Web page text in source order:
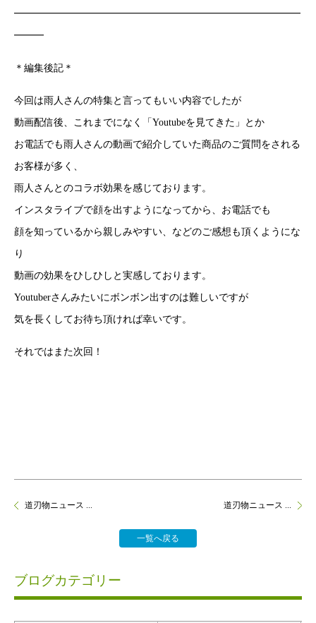
━━━━━━━━━━━━━━━━━━━━━━━━━━━━━
━━━
＊編集後記＊
今回は雨人さんの特集と言ってもいい内容でしたが
動画配信後、これまでになく「Youtubeを見てきた」とか
お電話でも雨人さんの動画で紹介していた商品のご質問をされる
お客様が多く、
雨人さんとのコラボ効果を感じております。
インスタライブで顔を出すようになってから、お電話でも
顔を知っているから親しみやすい、などのご感想も頂くようにな
り
動画の効果をひしひしと実感しております。
Youtuberさんみたいにボンボン出すのは難しいですが
気を長くしてお待ち頂ければ幸いです。
それではまた次回！
道刃物ニュース ...
一覧へ戻る
道刃物ニュース ...
ブログカテゴリー